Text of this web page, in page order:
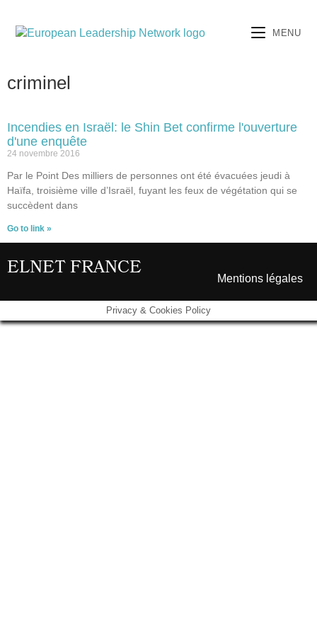
MENU
criminel
Incendies en Israël: le Shin Bet confirme l'ouverture
d'une enquête
24 novembre 2016
Par le Point Des milliers de personnes ont été évacuées jeudi à
Haïfa, troisième ville d’Israël, fuyant les feux de végétation qui se
succèdent dans
Go to link »
ELNET FRANCE Mentions légales
Privacy & Cookies Policy